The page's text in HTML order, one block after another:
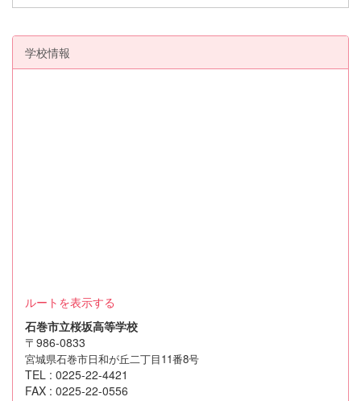
学校情報
ルートを表示する
石巻市立桜坂高等学校
〒986-0833
宮城県石巻市日和が丘二丁目11番8号
TEL : 0225-22-4421
FAX : 0225-22-0556